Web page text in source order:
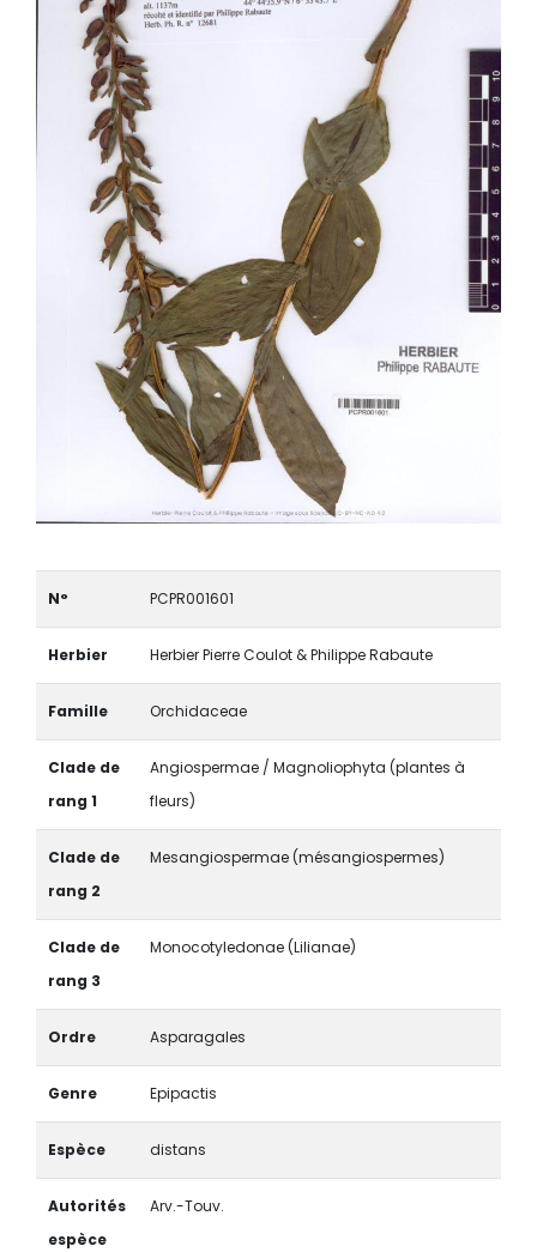
N° PCPR001601
Herbier Herbier Pierre Coulot & Philippe Rabaute
Famille Orchidaceae
Clade de
rang 1
Angiospermae / Magnoliophyta (plantes à
fleurs)
Clade de
rang 2
Mesangiospermae (mésangiospermes)
Clade de
rang 3
Monocotyledonae (Lilianae)
Ordre Asparagales
Genre Epipactis
Espèce distans
Autorités
espèce
Arv.-Touv.